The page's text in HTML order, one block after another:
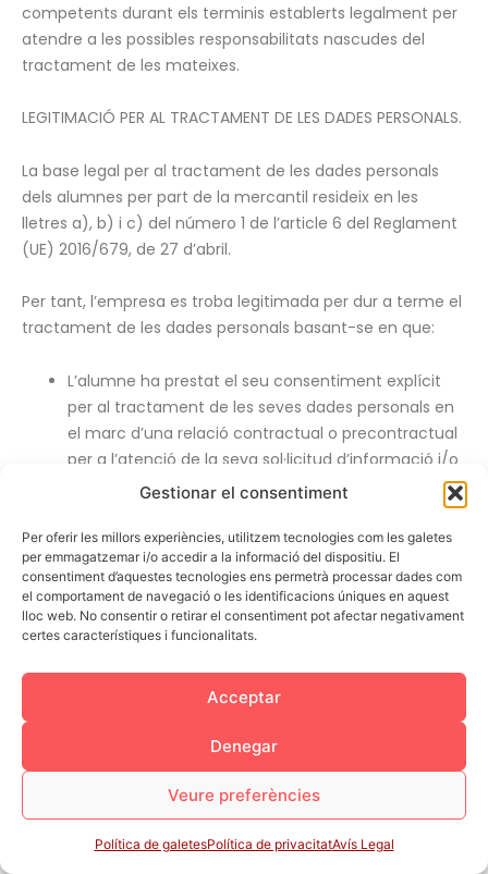
Gestionar el consentiment
Per oferir les millors experiències, utilitzem tecnologies com les galetes
per emmagatzemar i/o accedir a la informació del dispositiu. El
consentiment d’aquestes tecnologies ens permetrà processar dades com
el comportament de navegació o les identificacions úniques en aquest
lloc web. No consentir o retirar el consentiment pot afectar negativament
certes característiques i funcionalitats.
Acceptar
Denegar
Veure preferències
Política de galetesPolítica de privacitatAvís Legal
competents durant els terminis establerts legalment per
atendre a les possibles responsabilitats nascudes del
tractament de les mateixes.
LEGITIMACIÓ PER AL TRACTAMENT DE LES DADES PERSONALS.
La base legal per al tractament de les dades personals
dels alumnes per part de la mercantil resideix en les
lletres a), b) i c) del número 1 de l’article 6 del Reglament
(UE) 2016/679, de 27 d’abril.
Per tant, l’empresa es troba legitimada per dur a terme el
tractament de les dades personals basant-se en que:
L’alumne ha prestat el seu consentiment explícit
per al tractament de les seves dades personals en
el marc d’una relació contractual o precontractual
per a l’atenció de la seva sol·licitud d’informació i/o
execució de la prestació del servei.
L’alumne ha prestat el seu consentiment informat
per a l’enviament de comunicacions comercials
relacionades amb productes i/o serveis de la
mercantil que poguessin ser d’interès de l’alumne.
obligacions legals que requereixen del tractament de les
dades personals, d’acord amb els serveis prestats.
CATEGORIES DE DESTINATARIS.
Les dades personals de l’alumne podran ser comunicades
a les següents categories d’interessats: